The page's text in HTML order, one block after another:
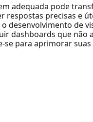
adequada pode
respostas precisas e
desenvolvimento de
dashboards que não
se para aprimorar suas